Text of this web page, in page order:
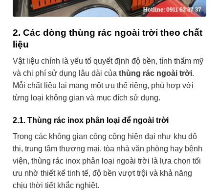
2. Các dòng thùng rác ngoài trời theo chất
liệu
Vật liệu chính là yếu tố quyết định độ bền, tính thẩm mỹ
và chi phí sử dụng lâu dài của thùng rác ngoài trời.
Mỗi chất liệu lại mang một ưu thế riêng, phù hợp với
từng loại không gian và mục đích sử dụng.
2.1. Thùng rác inox phân loại để ngoài trời
Trong các không gian công cộng hiện đại như khu đô
thị, trung tâm thương mại, tòa nhà văn phòng hay bệnh
viện, thùng rác inox phân loại ngoài trời là lựa chọn tối
ưu nhờ thiết kế tinh tế, độ bền vượt trội và khả năng
chịu thời tiết khắc nghiệt.